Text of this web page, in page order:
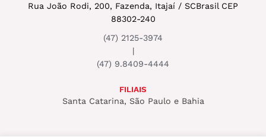
Rua João Rodi, 200, Fazenda, Itajaí / SCBrasil CEP
88302-240
(47) 2125-3974
|
(47) 9.8409-4444
FILIAIS
Santa Catarina, São Paulo e Bahia